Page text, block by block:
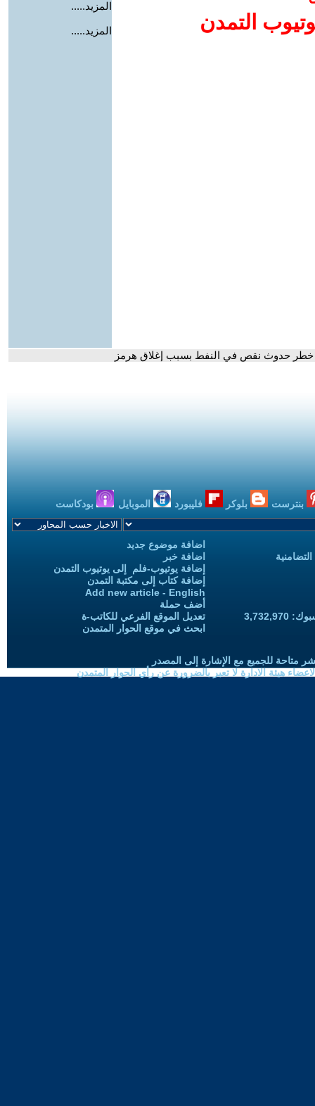
التمدن
المزيد.....
المزيد.....
خطر حدوث نقص في النفط بسبب إغلاق هرمز
بنترست بلوكر فليبورد الموبايل بودكاست
اضافة موضوع جديد
اضافة خبر
إضافة يوتيوب-فلم إلى يوتيوب التمدن
إضافة كتاب إلى مكتبة التمدن
Add new article - English
أضف حملة
تعديل الموقع الفرعي للكاتب-ة
ابحث في موقع الحوار المتمدن
متاحة للجميع مع الإشارة إلى المصدر
هيئة الادارة لا تعبر بالضرورة عن رأي الحوار المتمدن